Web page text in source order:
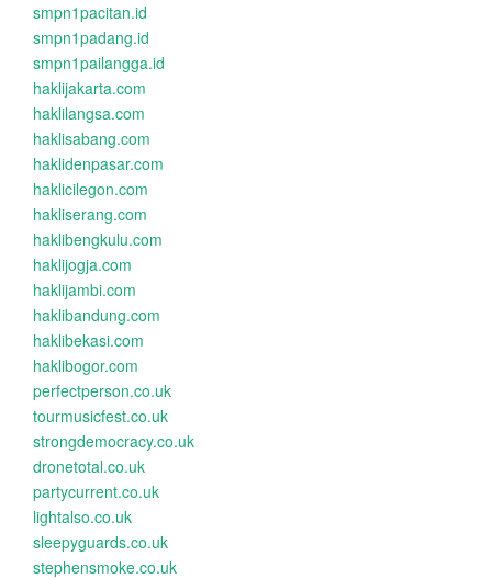
smpn1pacitan.id
smpn1padang.id
smpn1pailangga.id
haklijakarta.com
haklilangsa.com
haklisabang.com
haklidenpasar.com
haklicilegon.com
hakliserang.com
haklibengkulu.com
haklijogja.com
haklijambi.com
haklibandung.com
haklibekasi.com
haklibogor.com
perfectperson.co.uk
tourmusicfest.co.uk
strongdemocracy.co.uk
dronetotal.co.uk
partycurrent.co.uk
lightalso.co.uk
sleepyguards.co.uk
stephensmoke.co.uk